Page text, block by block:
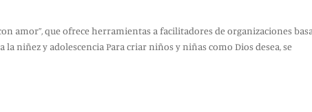
amor”, que ofrece herramientas a facilitadores de organizaciones
niñez y adolescencia Para criar niños y niñas como Dios desea, se